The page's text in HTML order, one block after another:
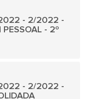
2022 - 2/2022 -
PESSOAL - 2º
2022 - 2/2022 -